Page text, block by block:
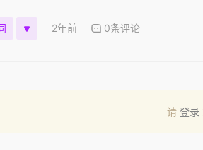
2年前 0条评论
请 登录